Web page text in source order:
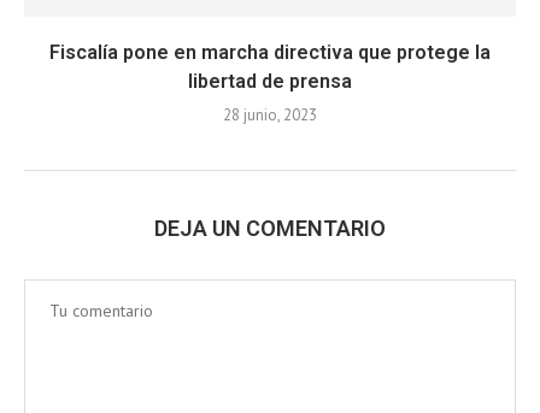
Fiscalía pone en marcha directiva que protege la
libertad de prensa
28 junio, 2023
DEJA UN COMENTARIO